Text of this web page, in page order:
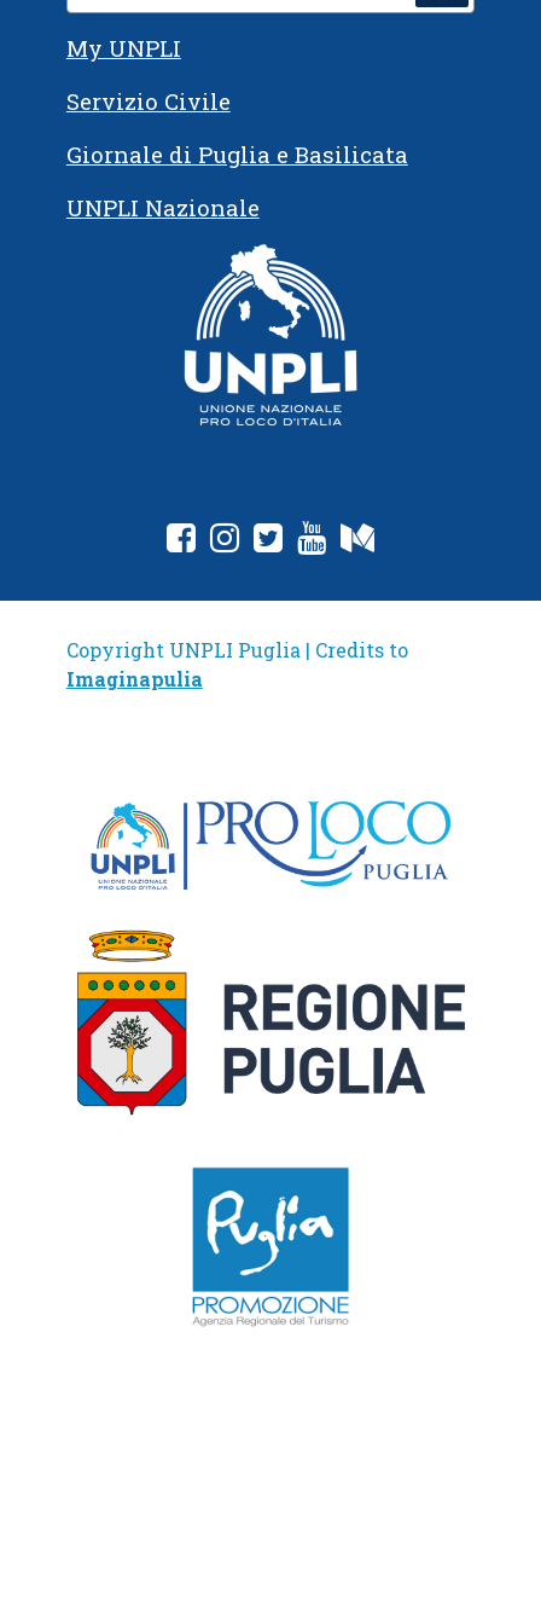
My UNPLI
Servizio Civile
Giornale di Puglia e Basilicata
UNPLI Nazionale
fab fa-facebook-square
fab fa-instagram
fab fa-twitter-square
fab fa-youtube
Copyright UNPLI Puglia | Credits to
Imaginapulia